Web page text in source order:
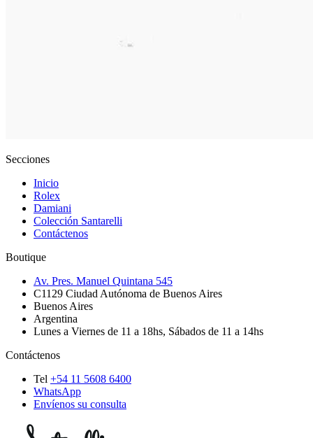
Secciones
Inicio
Rolex
Damiani
Colección Santarelli
Contáctenos
Boutique
Av. Pres. Manuel Quintana 545
C1129 Ciudad Autónoma de Buenos Aires
Buenos Aires
Argentina
Lunes a Viernes de 11 a 18hs, Sábados de 11 a 14hs
Contáctenos
Tel +54 11 5608 6400
WhatsApp
Envíenos su consulta